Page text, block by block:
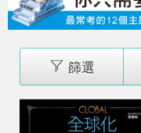
篩選